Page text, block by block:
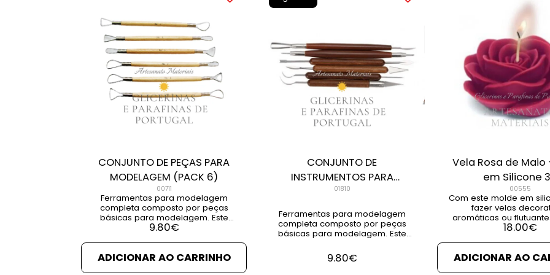
CONJUNTO DE PEÇAS PARA
MODELAGEM (PACK 6)
00711
Ferramentas para modelagem
completa composto por peças
básicas para modelagem. Este
conjunto é indicado para
da modelagem. VER DETALHES VER
PRODUTOS RELACIONADOS
9.80€
ADICIONAR AO CARRINHO
CONJUNTO DE
INSTRUMENTOS PARA
MODELAGEM (PACK 6)
01810
Ferramentas para modelagem
completa composto por peças
básicas para modelagem. Este
profissionais e amadores na arte
da modelagem VER DETALHES VER9.80€
Vela Rosa de
em Silicone
00555
Com este molde em
fazer velas
aromáticas ou
formato de uma rosa
fragrâncias e
este molde, para além
18.00€
ADICIONAR AO